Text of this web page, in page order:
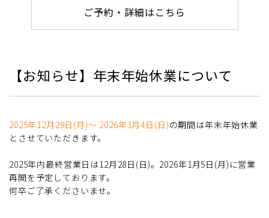
ご予約・詳細はこちら
【お知らせ】年末年始休業について
2025年12月29日(月)～ 2026年1月4日(日)の期間は年末年始休業
とさせていただきます。
2025年内最終営業日は12月28日(日)。2026年1月5日(月)に営業
再開を予定しております。
何卒ご了承くださいませ。